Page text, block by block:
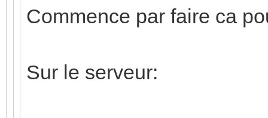
Commence par faire ca
Sur le serveur: